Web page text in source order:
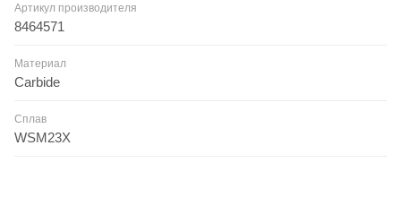
Артикул производителя
8464571
Материал
Carbide
Сплав
WSM23X